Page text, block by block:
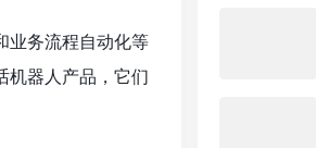
业务流程自动化等
机器人产品，它们